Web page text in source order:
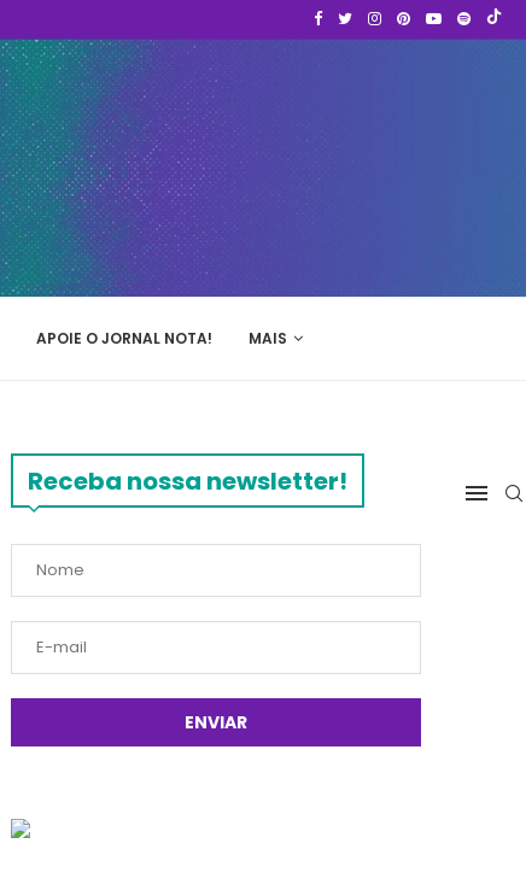
APOIE O JORNAL NOTA! MAIS
Receba nossa newsletter!